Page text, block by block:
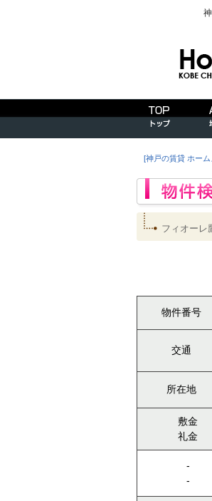
[神戸の賃貸 ホー
フィオーレ
物件番号
交通
所在地
敷金
礼金
-
-